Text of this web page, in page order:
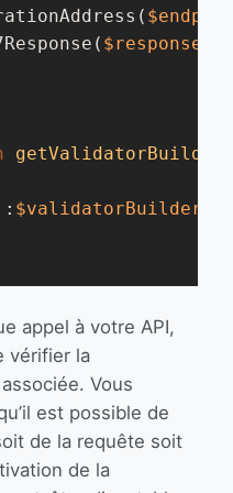
$response
getValidatorBuilder
$validatorBuilder
appel à votre API,
vérifier la
Vous
est possible de
de la requête soit
de la